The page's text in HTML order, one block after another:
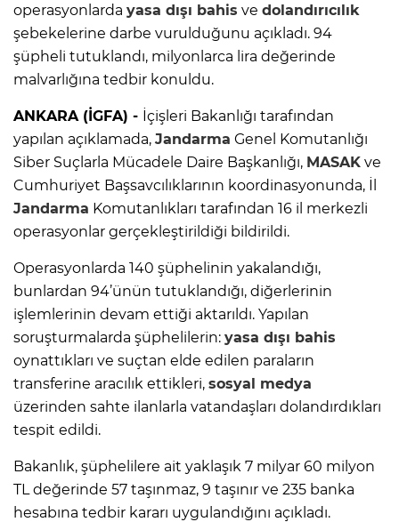
operasyonlarda yasa dışı bahis ve dolandırıcılık
şebekelerine darbe vurulduğunu açıkladı. 94
şüpheli tutuklandı, milyonlarca lira değerinde
malvarlığına tedbir konuldu.
ANKARA (İGFA) - İçişleri Bakanlığı tarafından
yapılan açıklamada, Jandarma Genel Komutanlığı
Siber Suçlarla Mücadele Daire Başkanlığı, MASAK ve
Cumhuriyet Başsavcılıklarının koordinasyonunda, İl
Jandarma Komutanlıkları tarafından 16 il merkezli
operasyonlar gerçekleştirildiği bildirildi.
Operasyonlarda 140 şüphelinin yakalandığı,
bunlardan 94’ünün tutuklandığı, diğerlerinin
işlemlerinin devam ettiği aktarıldı. Yapılan
soruşturmalarda şüphelilerin: yasa dışı bahis
oynattıkları ve suçtan elde edilen paraların
transferine aracılık ettikleri, sosyal medya
üzerinden sahte ilanlarla vatandaşları dolandırdıkları
tespit edildi.
Bakanlık, şüphelilere ait yaklaşık 7 milyar 60 milyon
TL değerinde 57 taşınmaz, 9 taşınır ve 235 banka
hesabına tedbir kararı uygulandığını açıkladı.